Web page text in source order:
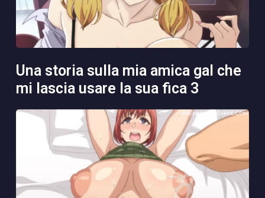
una storia sulla mia amica gal che
mi lascia usare la sua fica 3